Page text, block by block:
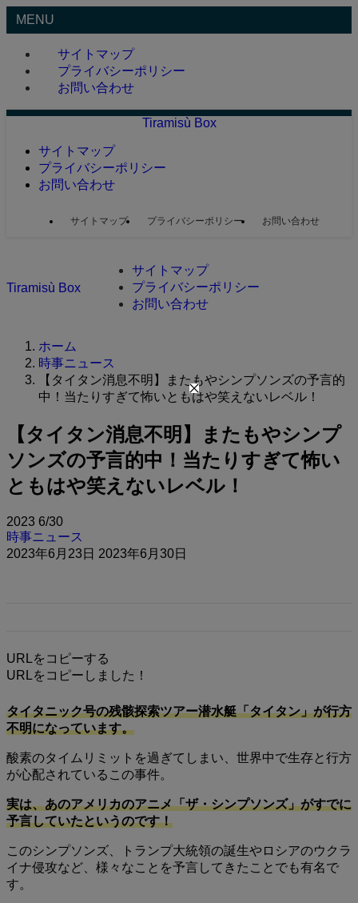
MENU
サイトマップ
プライバシーポリシー
お問い合わせ
Tiramisù Box
サイトマップ
プライバシーポリシー
お問い合わせ
サイトマップ プライバシーポリシー お問い合わせ
Tiramisù Box
サイトマップ
プライバシーポリシー
お問い合わせ
ホーム
時事ニュース
【タイタン消息不明】またもやシンプソンズの予言的
中！当たりすぎて怖いともはや笑えないレベル！
【タイタン消息不明】またもやシンプ
ソンズの予言的中！当たりすぎて怖い
ともはや笑えないレベル！
2023 6/30
時事ニュース
2023年6月23日 2023年6月30日
URLをコピーする
URLをコピーしました！
タイタニック号の残骸探索ツアー潜水艇「タイタン」が行方
不明になっています。
酸素のタイムリミットを過ぎてしまい、世界中で生存と行方
が心配されているこの事件。
実は、あのアメリカのアニメ「ザ・シンプソンズ」がすでに
予言していたというのです！
このシンプソンズ、トランプ大統領の誕生やロシアのウクラ
イナ侵攻など、様々なことを予言してきたことでも有名で
す。